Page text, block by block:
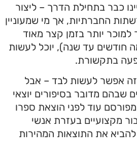
כבר בתחילת הדרך – ליצור
החברתיות, אך מי שמעוניין
למוכר יותר בזמן קצר מאוד
חודשים עד שנה), יוכל לעשות
בתקשורת.
אפשר לעשות לבד – אבל
שבהם מדובר בסיפורים יוצאי
עוד לפני הוצאת ספרו
מקצועיים בעזרת אנשי
את התוצאות המהירות